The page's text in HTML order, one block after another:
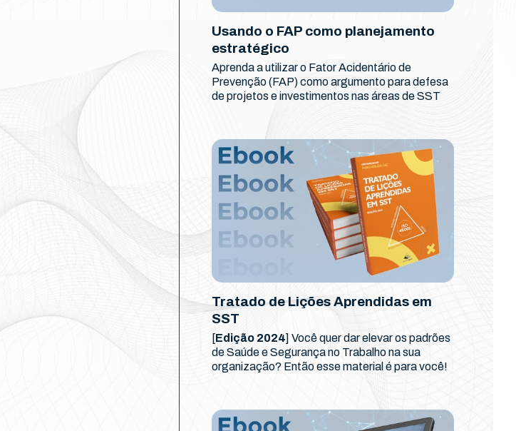
Usando o FAP como planejamento
estratégico
Aprenda a utilizar o Fator Acidentário de
Prevenção (FAP) como argumento para defesa
de projetos e investimentos nas áreas de SST
Tratado de Lições Aprendidas em
SST
[Edição 2024] Você quer dar elevar os padrões
de Saúde e Segurança no Trabalho na sua
organização? Então esse material é para você!